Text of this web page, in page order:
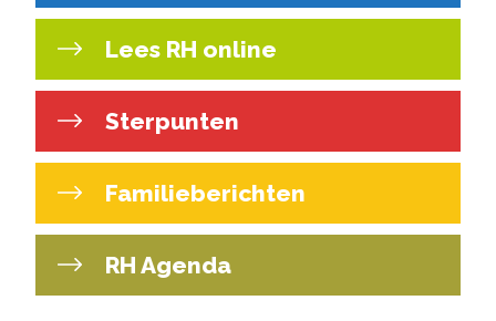
Lees RH online
Sterpunten
Familieberichten
RH Agenda